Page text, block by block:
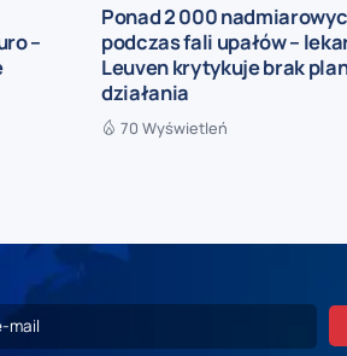
–
Ponad 2 000
podczas fali upałów –
Leuven krytykuje brak
działania
70 Wyświetleń